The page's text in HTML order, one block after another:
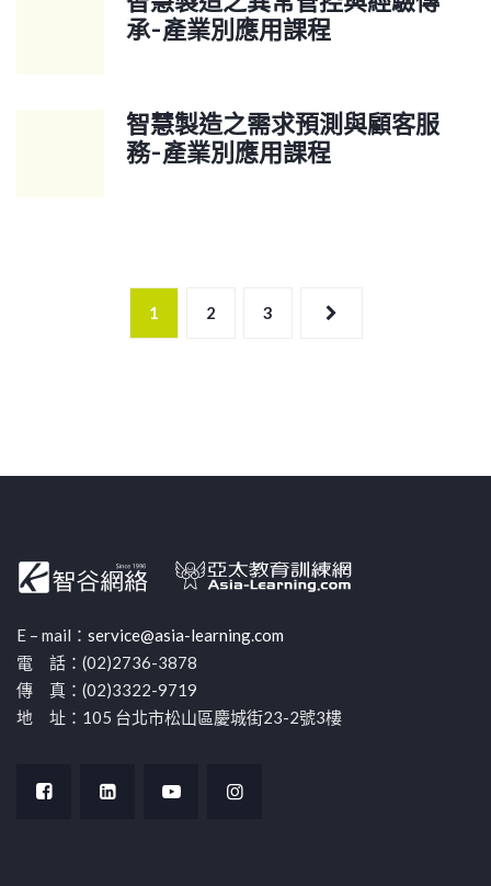
承-產業別應用課程
智慧製造之需求預測與顧客服
務-產業別應用課程
1 2 3
E – mail： service@asia-learning.com
電 話：(02)2736-3878
傳 真：(02)3322-9719
地 址：105 台北市松山區慶城街23-2號3樓